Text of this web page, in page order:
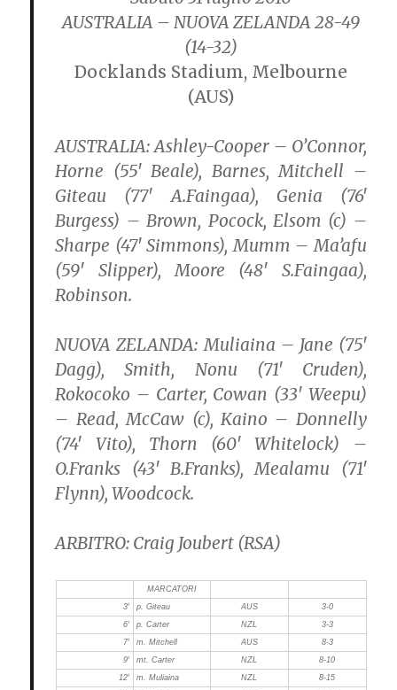
AUSTRALIA – NUOVA ZELANDA 28-49
(14-32)
Docklands Stadium, Melbourne
(AUS)
AUSTRALIA:Ashley-Cooper – O’Connor,
Horne (55′ Beale), Barnes, Mitchell –
Giteau (77′ A.Faingaa), Genia (76′
Burgess) – Brown, Pocock, Elsom (c) –
Sharpe (47′ Simmons), Mumm – Ma’afu
(59′ Slipper), Moore (48′ S.Faingaa),
Robinson.
NUOVA ZELANDA: Muliaina – Jane (75′
Dagg), Smith, Nonu (71′ Cruden),
Rokocoko – Carter, Cowan (33′ Weepu)
– Read, McCaw (c), Kaino – Donnelly
(74′ Vito), Thorn (60′ Whitelock) –
O.Franks (43′ B.Franks), Mealamu (71′
Flynn), Woodcock.
ARBITRO: Craig Joubert (RSA)
MARCATORI
3′
p. Giteau AUS
3-0
6′
p. Carter NZL
3-3
7′
m. Mitchell AUS
8-3
9′
mt. Carter NZL
8-10
12′
m. Muliaina NZL
8-15